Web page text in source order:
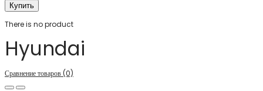
Купить
There is no product
Hyundai
Сравнение товаров (0)